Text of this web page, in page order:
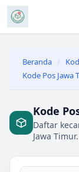
Beranda /
Kode Pos Jawa
Kode
Daftar
Jawa Timur.